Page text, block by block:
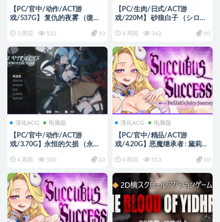
【PC/官中/动作/ACT游
戏/537G】 复仇的夜雾 （復讐
ACT游戏+537M
3 周前 522 10
【PC/生肉/日式/ACT游
戏/220M】 砂狼白子 （シロコ
式ACT游戏+220M
4 周前 342 10
漢化ACG 电脑版
【PC/官中/动作/ACT游
戏/3.70G】永恒的欠损 （永恆
Loss） Ver0.48.0 beta 官中版
+3.70G
4 周前 500 10
漢化ACG 电脑版
【PC/官中/精品/ACT游
戏/4.20G】恶魔继承者 : 黛莉菈
Delilah’s Juicy Journey）
品ACT游戏+4.20G
4 周前 513 10